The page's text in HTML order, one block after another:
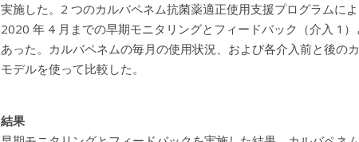
実施した。2 つのカルバペネム抗菌薬適正使用支援プログラムに
2020 年 4 月までの早期モニタリングとフィードバック（介入 1
あった。カルバペネムの毎月の使用状況、および各介入前と後の
モデルを使って比較した。
結果